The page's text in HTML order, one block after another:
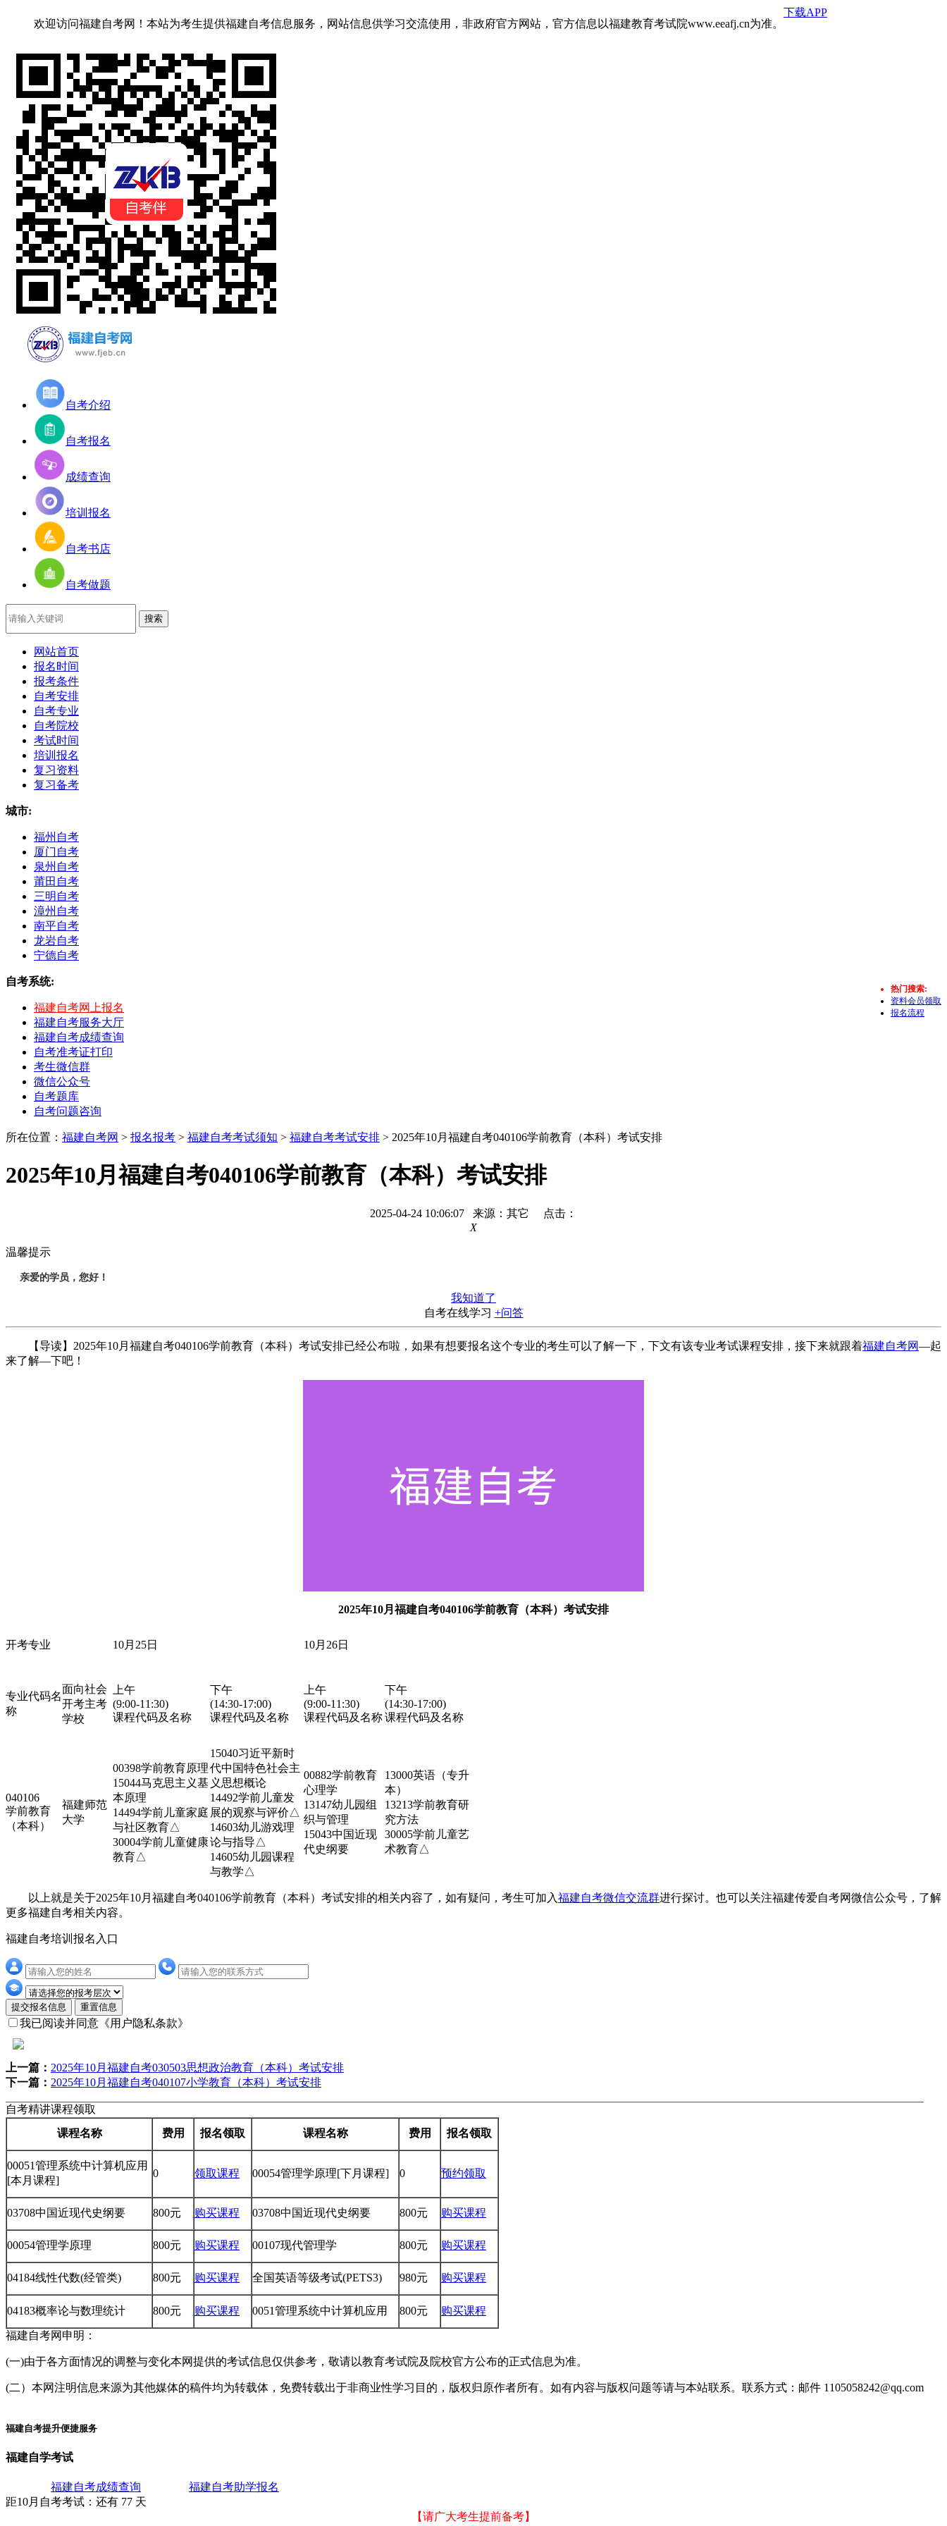
欢迎访问福建自考网！ 本站为考生提供福建自考信息服务，网站信息供学习交流使用，非政府官方网站，官方信息以福建教育考试院www.eeafj.cn为准。
下载APP
自考介绍
自考报名
成绩查询
培训报名
自考书店
自考做题
网站首页
报名时间
报考条件
自考安排
自考专业
自考院校
考试时间
培训报名
复习资料
复习备考
城市:
福州自考
厦门自考
泉州自考
莆田自考
三明自考
漳州自考
南平自考
龙岩自考
宁德自考
热门搜索:
资料会员领取
报名流程
自考系统:
福建自考网上报名
福建自考服务大厅
福建自考成绩查询
自考准考证打印
考生微信群
微信公众号
自考题库
自考问题咨询
所在位置： 福建自考网 > 报名报考 > 福建自考考试须知 > 福建自考考试安排 > 2025年10月福建自考040106学前教育（本科）考试安排
2025年10月福建自考040106学前教育（本科）考试安排
2025-04-24 10:06:07 来源：其它 点击：
X
温馨提示
亲爱的学员，您好！
我知道了
自考在线学习 +问答
【导读】2025年10月福建自考040106学前教育（本科）考试安排已经公布啦，如果有想要报名这个专业的考生可以了解一下，下文有该专业考试课程安排，接下来就跟着福建自考网—起
来了解—下吧！
2025年10月福建自考040106学前教育（本科）考试安排
开考专业 10月25日 10月26日
专业代码名
称
面向社会
开考主考
学校
上午
(9:00-11:30)
课程代码及名称
下午
(14:30-17:00)
课程代码及名称
上午
(9:00-11:30)
课程代码及名称
下午
(14:30-17:00)
课程代码及名称
040106
学前教育
（本科）
福建师范
大学
00398学前教育原理
15044马克思主义基
本原理
14494学前儿童家庭
与社区教育△
30004学前儿童健康
教育△
15040习近平新时
代中国特色社会主
义思想概论
14492学前儿童发
展的观察与评价△
14603幼儿游戏理
论与指导△
14605幼儿园课程
与教学△
00882学前教育
心理学
13147幼儿园组
织与管理
15043中国近现
代史纲要
13000英语（专升
本）
13213学前教育研
究方法
30005学前儿童艺
术教育△
以上就是关于2025年10月福建自考040106学前教育（本科）考试安排的相关内容了，如有疑问，考生可加入福建自考微信交流群进行探讨。也可以关注福建传爱自考网微信公众号，了解
更多福建自考相关内容。
福建自考培训报名入口
提交报名信息 重置信息
我已阅读并同意 《用户隐私条款》
上一篇： 2025年10月福建自考030503思想政治教育（本科）考试安排
下一篇： 2025年10月福建自考040107小学教育（本科）考试安排
自考精讲课程领取
课程名称
费用 报名领取 课程名称 费用 报名领取
00051管理系统中计算机应用
[本月课程]
0 领取课程 00054管理学原理[下月课程] 0 预约领取
03708中国近现代史纲要 800元 购买课程 03708中国近现代史纲要 800元 购买课程
00054管理学原理 800元 购买课程 00107现代管理学 800元 购买课程
04184线性代数(经管类) 800元 购买课程 全国英语等级考试(PETS3) 980元 购买课程
04183概率论与数理统计 800元 购买课程 0051管理系统中计算机应用 800元 购买课程
福建自考网申明：
(一)由于各方面情况的调整与变化本网提供的考试信息仅供参考，敬请以教育考试院及院校官方公布的正式信息为准。
(二）本网注明信息来源为其他媒体的稿件均为转载体，免费转载出于非商业性学习目的，版权归原作者所有。如有内容与版权问题等请与本站联系。联系方式：邮件 1105058242@qq.com
福建自考提升便捷服务
福建自学考试
福建自考成绩查询
福建自考助学报名
距10月 自考考试 ：还有 77 天
【请广大考生提前备考】